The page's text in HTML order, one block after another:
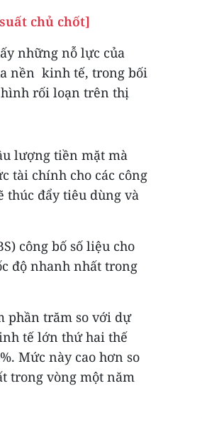
chủ chốt]
những nỗ lực của
nền kinh tế, trong bối
hình rối loạn trên thị
lượng tiền mặt mà
tài chính cho các công
thúc đẩy tiêu dùng và
công bố số liệu cho
độ nhanh nhất trong
phần trăm so với dự
tế lớn thứ hai thế
Mức này cao hơn so
trong vòng một năm